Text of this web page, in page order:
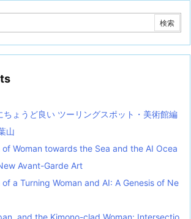
ちょうど良い ツーリングスポット・美術館編
山
Woman towards the Sea and the AI Ocea
Avant-Garde Art
a Turning Woman and AI: A Genesis of Ne
and the Kimono-clad Woman: Intersectio